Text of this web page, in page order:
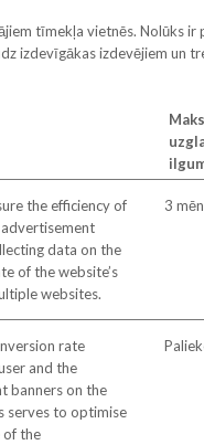
tīmekļa vietnēs. Nolūks
izdevīgākas izdevējiem un
the efficiency of
advertisement
data on the
of the website’s
websites.
3
rate
and the
banners on the
serves to optimise
of the